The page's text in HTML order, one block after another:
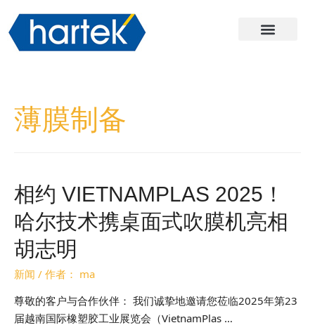
薄膜制备
相约 VIETNAMPLAS 2025！
哈尔技术携桌面式吹膜机亮相
胡志明
新闻 / 作者： ma
尊敬的客户与合作伙伴： 我们诚挚地邀请您莅临2025年第23
届越南国际橡塑胶工业展览会（VietnamPlas …